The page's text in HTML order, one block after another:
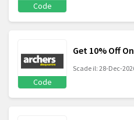
Code
Code
Get 10% Off
Scade il: 28-Dec-